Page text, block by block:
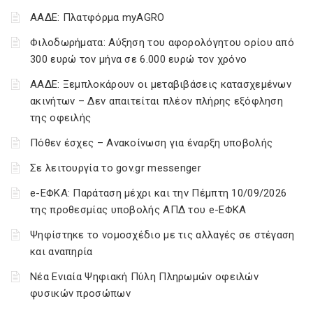
ΑΑΔΕ: Πλατφόρμα myAGRO
Φιλοδωρήματα: Αύξηση του αφορολόγητου ορίου από
300 ευρώ τον μήνα σε 6.000 ευρώ τον χρόνο
ΑΑΔΕ: Ξεμπλοκάρουν οι μεταβιβάσεις κατασχεμένων
ακινήτων – Δεν απαιτείται πλέον πλήρης εξόφληση
της οφειλής
Πόθεν έσχες – Ανακοίνωση για έναρξη υποβολής
Σε λειτουργία το gov.gr messenger
e-ΕΦΚΑ: Παράταση μέχρι και την Πέμπτη 10/09/2026
της προθεσμίας υποβολής ΑΠΔ του e-ΕΦΚΑ
Ψηφίστηκε το νομοσχέδιο με τις αλλαγές σε στέγαση
και αναπηρία
Νέα Ενιαία Ψηφιακή Πύλη Πληρωμών οφειλών
φυσικών προσώπων